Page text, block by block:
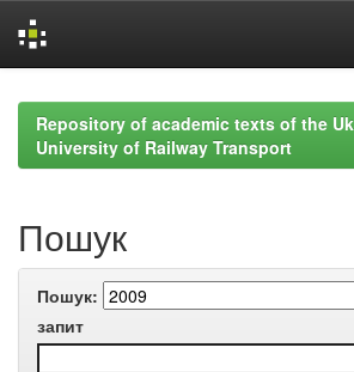
navigationRepository of academic texts of the
University of Railway Transport
Пошук
Пошук:
запит